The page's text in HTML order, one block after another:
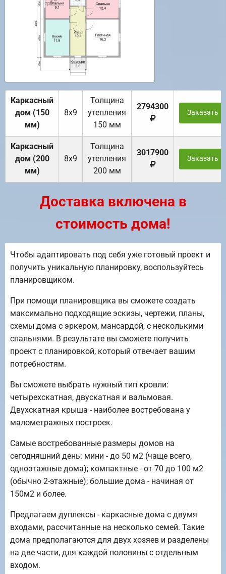
Каркасный
дом (150
мм)
8х9
Толщина
утепления
150 мм
2794300
Заказать
Каркасный
дом (200
мм)
8х9
Толщина
утепления
200 мм
3017900
Заказать
Доставка включена в
стоимость дома!
Чтобы адаптировать под себя уже готовый проект и
получить уникальную планировку, воспользуйтесь
планировщиком.
При помощи планировщика вы сможете создать
максимально подходящие эскизы, чертежи, планы,
схемы дома с эркером, мансардой, с несколькими
спальнями. В результате вы сможете получить
проект с планировкой, который отвечает вашим
потребностям.
Вы сможете выбрать нужный тип кровли:
четырехскатная, двускатная и вальмовая.
Двухскатная крыша - наиболее востребована у
малометражных построек.
Самые востребованные размеры домов на
сегодняшний день: мини - до 50 м2 (чаще всего,
одноэтажные дома); компактные - от 70 до 100 м2
(обычно 2-этажные); большие дома - начиная от
150м2 и более.
Предлагаем дуплексы - каркасные дома с двумя
входами, рассчитанные на несколько семей. Такие
дома предполагаются для двух хозяев и разделены
на две части, для каждой половины с отдельным
входом.